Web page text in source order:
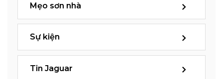
Mẹo sơn nhà
Sự kiện
Tin Jaguar